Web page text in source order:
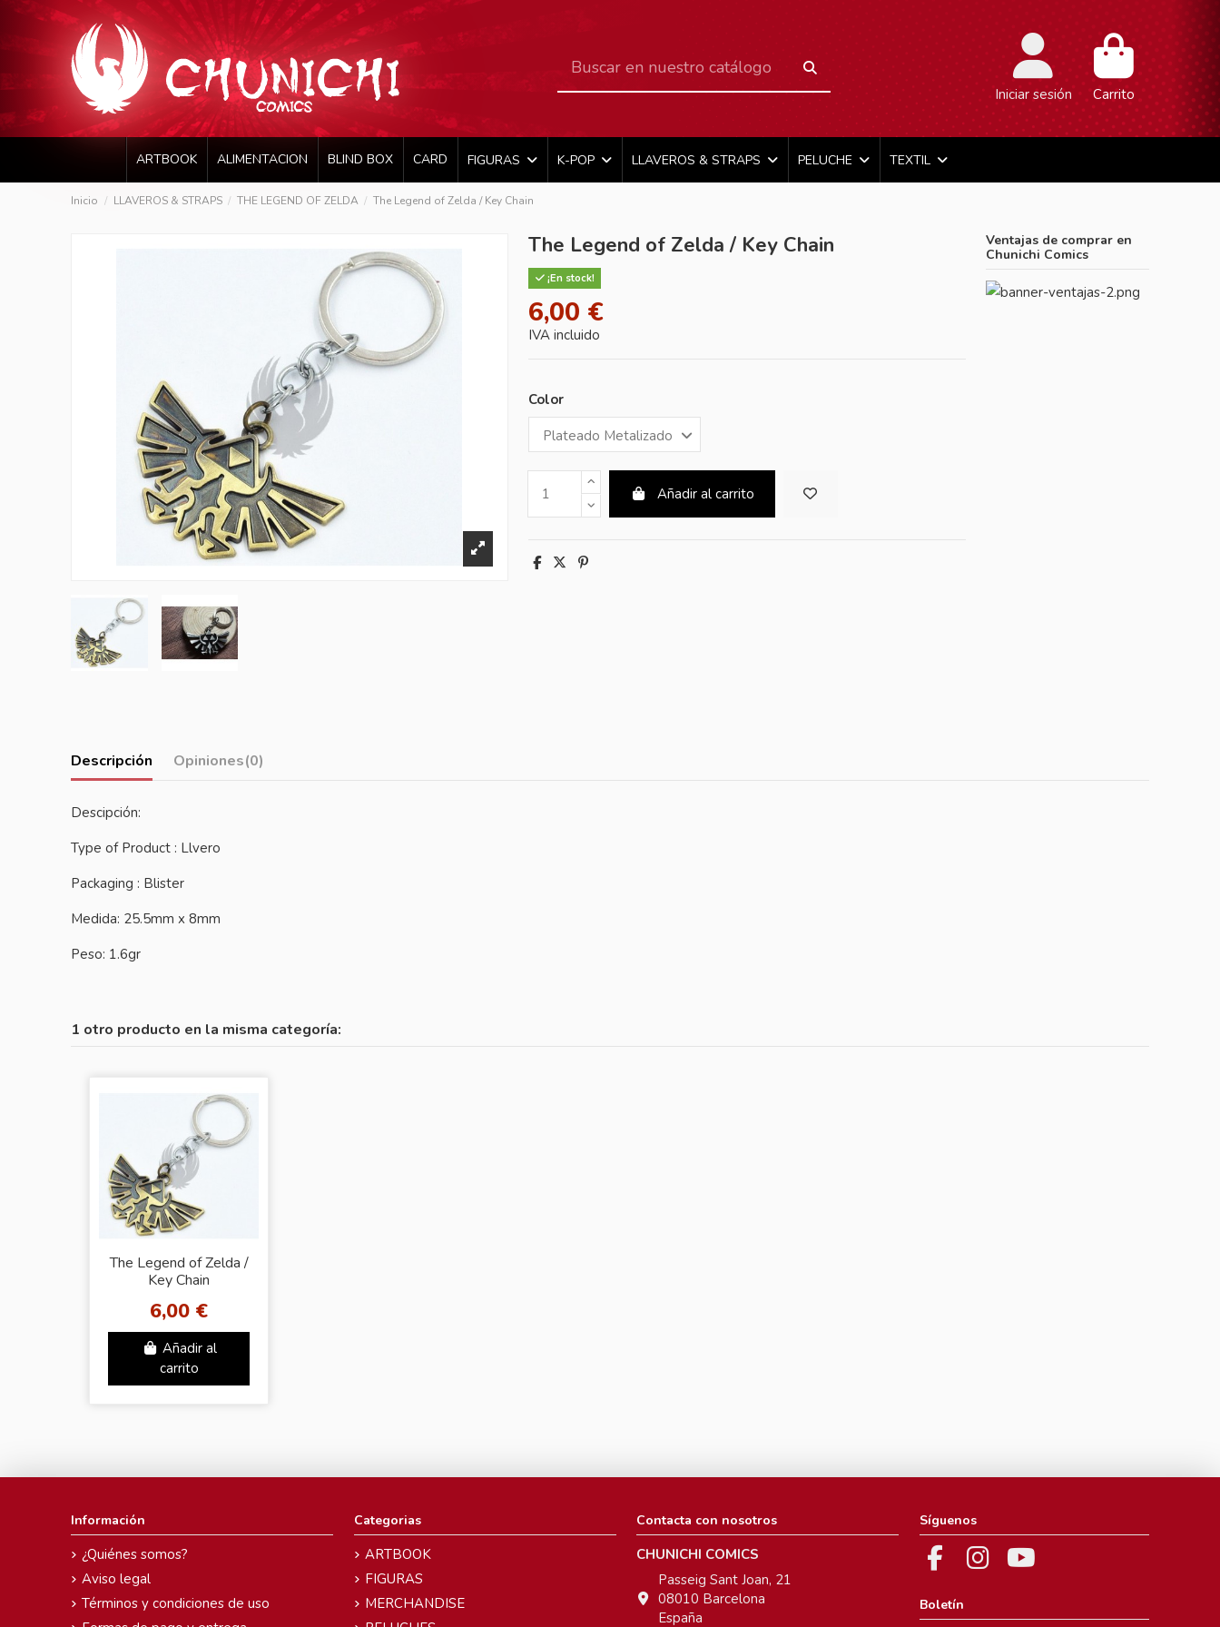
Iniciar sesión Carrito
ARTBOOK ALIMENTACION BLIND BOX CARD FIGURAS K-POP LLAVEROS & STRAPS PELUCHE TEXTIL
Inicio LLAVEROS & STRAPS THE LEGEND OF ZELDA The Legend of Zelda / Key Chain
The Legend of Zelda / Key Chain
¡En stock!
6,00 €
IVA incluido
Color
Añadir al carrito
Ventajas de comprar en
Chunichi Comics
Descripción Opiniones(0)
Descipción:
Type of Product : Llvero
Packaging : Blister
Medida: 25.5mm x 8mm
Peso: 1.6gr
1 otro producto en la misma categoría:
The Legend of Zelda /
Key Chain
6,00 €
Añadir al
carrito
Información
¿Quiénes somos?
Aviso legal
Términos y condiciones de uso
Categorias
ARTBOOK
FIGURAS
MERCHANDISE
Contacta con nosotros
CHUNICHI COMICS
Passeig Sant Joan, 21
08010 Barcelona
España
Síguenos
Boletín